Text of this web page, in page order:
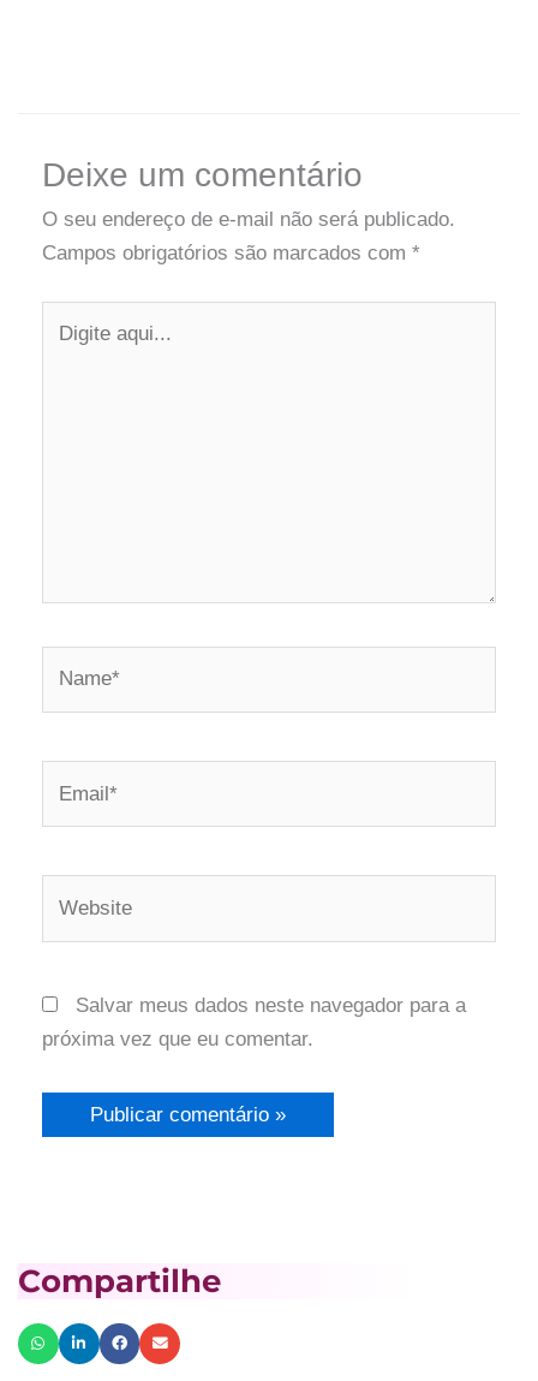
Deixe um comentário
O seu endereço de e-mail não será publicado.
Campos obrigatórios são marcados com *
aqui...
Salvar meus dados neste navegador para a
próxima vez que eu comentar.
Compartilhe